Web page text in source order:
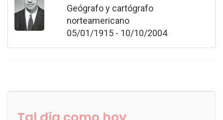
Geógrafo y cartógrafo
norteamericano
05/01/1915 - 10/10/2004